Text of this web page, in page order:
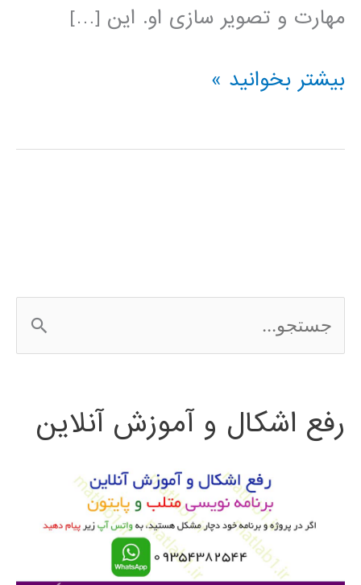
مهارت و تصویر سازی او. این […]
آموزش
Canvas
بیشتر بخوانید »
س
ج
رفع اشکال و آموزش آنلاین